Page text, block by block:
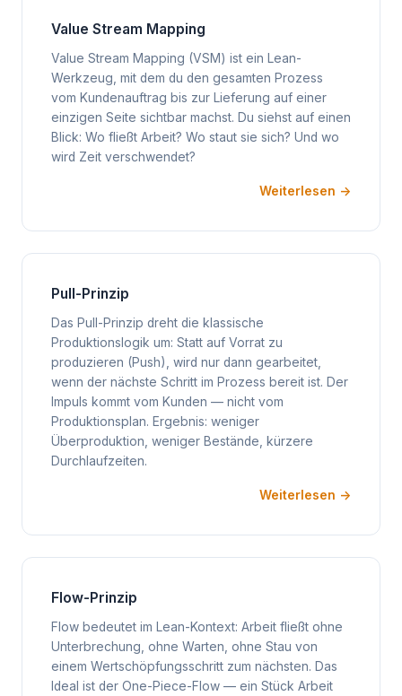
Value Stream Mapping
Value Stream Mapping (VSM) ist ein Lean-
Werkzeug, mit dem du den gesamten Prozess
vom Kundenauftrag bis zur Lieferung auf einer
einzigen Seite sichtbar machst. Du siehst auf einen
Blick: Wo fließt Arbeit? Wo staut sie sich? Und wo
wird Zeit verschwendet?
Weiterlesen →
Pull-Prinzip
Das Pull-Prinzip dreht die klassische
Produktionslogik um: Statt auf Vorrat zu
produzieren (Push), wird nur dann gearbeitet,
wenn der nächste Schritt im Prozess bereit ist. Der
Impuls kommt vom Kunden — nicht vom
Produktionsplan. Ergebnis: weniger
Überproduktion, weniger Bestände, kürzere
Durchlaufzeiten.
Weiterlesen →
Flow-Prinzip
Flow bedeutet im Lean-Kontext: Arbeit fließt ohne
Unterbrechung, ohne Warten, ohne Stau von
einem Wertschöpfungsschritt zum nächsten. Das
Ideal ist der One-Piece-Flow — ein Stück Arbeit